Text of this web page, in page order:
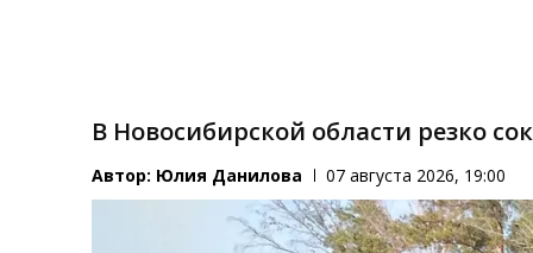
В Новосибирской области резко
Автор: Юлия Данилова 07 августа 2026, 19:00